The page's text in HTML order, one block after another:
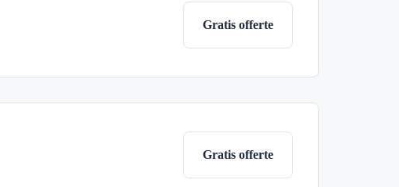
Gratis offerte
Gratis offerte